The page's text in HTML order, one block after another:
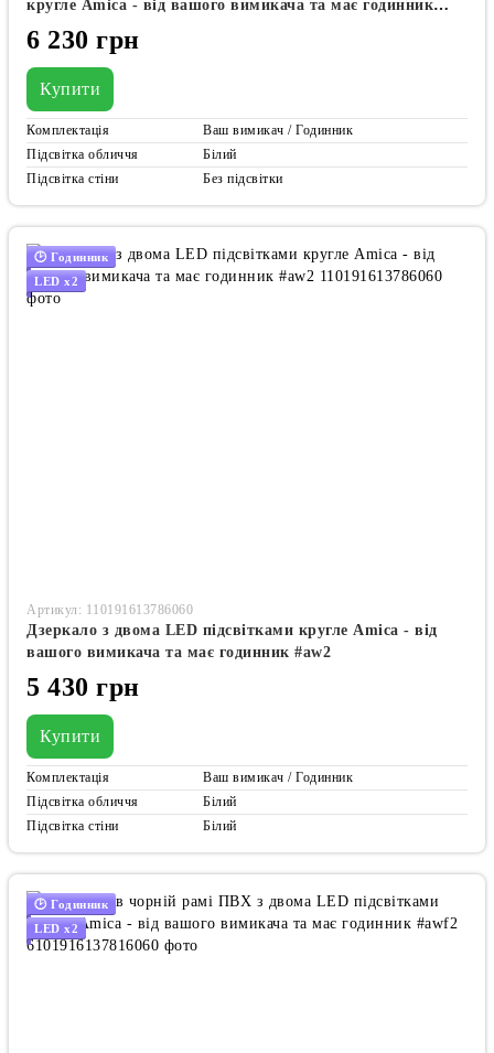
кругле Amica - від вашого вимикача та має годинник
#awf
6 230 грн
Купити
Комплектація
Ваш вимикач / Годинник
Підсвітка обличчя
Білий
Підсвітка стіни
Без підсвітки
🕑 Годинник
LED x2
Артикул: 110191613786060
Дзеркало з двома LED підсвітками кругле Amica - від
вашого вимикача та має годинник #aw2
5 430 грн
Купити
Комплектація
Ваш вимикач / Годинник
Підсвітка обличчя
Білий
Підсвітка стіни
Білий
🕑 Годинник
LED x2